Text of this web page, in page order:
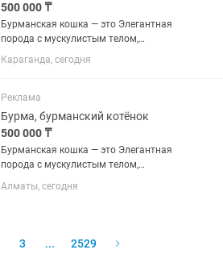
500 000 ₸
Бурманская кошка — это Элегантная
порода с мускулистым телом,
шелковистой шерстью и
выразительными глазами. Они
характером: невероятно привязаны к
человеку, активны,...
Караганда, сегодня
Реклама
Бурма, бурманский котёнок
500 000 ₸
Бурманская кошка — это Элегантная
порода с мускулистым телом,
выразительными глазами. Они
человеку, активны,...
Алматы, сегодня
3 ... 2529